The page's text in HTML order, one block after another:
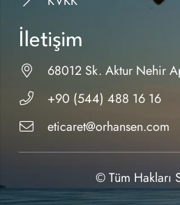
İletişim
68012 Sk. Aktur Nehir
+90 (544) 488 16 16
eticaret@orhansen.com
© Tüm Hakları